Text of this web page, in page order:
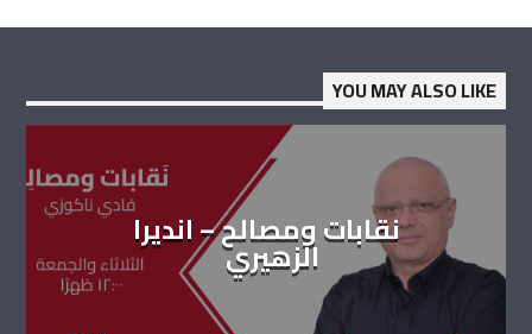
YOU MAY ALSO LIKE
نقابات ومصالح – انديرا
الزهيري